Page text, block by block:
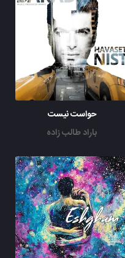
حواست نیست
باراد طالب زاده